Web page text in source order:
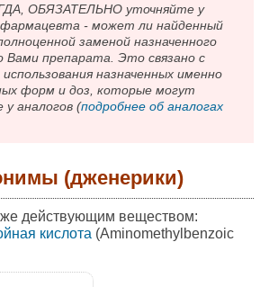
ОБЯЗАТЕЛЬНО уточняйте у
фармацевта - может ли найденный
заменой назначенного
Вами препарата. Это связано с
назначенных именно
форм и доз, которые могут
аналогов (подробнее об аналогах
(дженерики)
действующим веществом:
кислота(Aminomethylbenzoic